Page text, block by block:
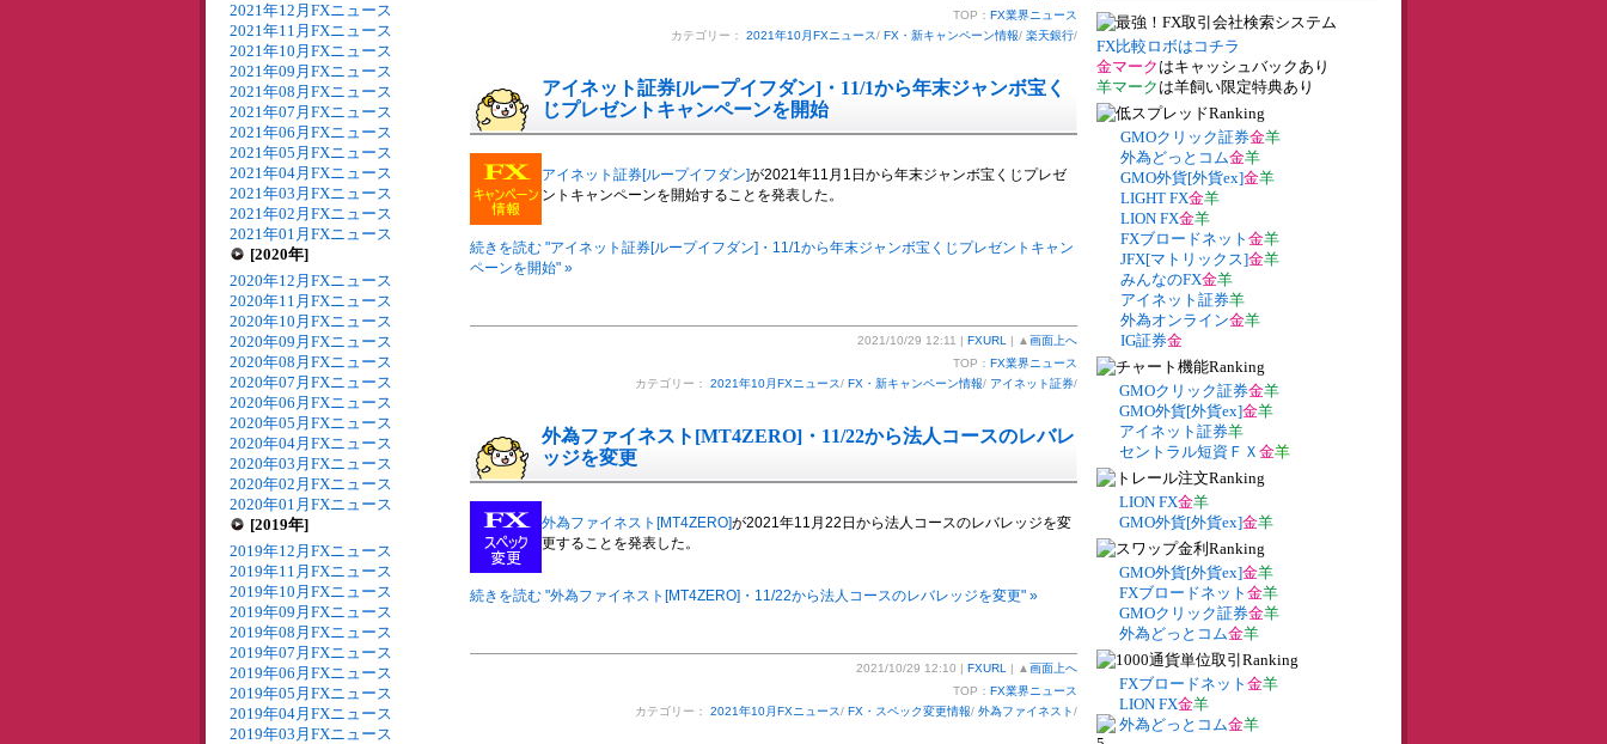
2021年12月FXニュース
2021年11月FXニュース
2021年10月FXニュース
2021年09月FXニュース
2021年08月FXニュース
2021年07月FXニュース
2021年06月FXニュース
2021年05月FXニュース
2021年04月FXニュース
2021年03月FXニュース
2021年02月FXニュース
2021年01月FXニュース
[2020年]
2020年12月FXニュース
2020年11月FXニュース
2020年10月FXニュース
2020年09月FXニュース
2020年08月FXニュース
2020年07月FXニュース
2020年06月FXニュース
2020年05月FXニュース
2020年04月FXニュース
2020年03月FXニュース
2020年02月FXニュース
2020年01月FXニュース
[2019年]
2019年12月FXニュース
2019年11月FXニュース
2019年10月FXニュース
2019年09月FXニュース
2019年08月FXニュース
2019年07月FXニュース
2019年06月FXニュース
2019年05月FXニュース
2019年04月FXニュース
2019年03月FXニュース
TOP： FX業界ニュース
カテゴリー： 2021年10月FXニュース/ FX・新キャンペーン情報/ 楽天銀行/
アイネット証券[ループイフダン]・11/1から年末ジャンボ宝く
じプレゼントキャンペーンを開始
アイネット証券[ループイフダン]が2021年11月1日から年末ジャンボ宝くじプレゼ
ントキャンペーンを開始することを発表した。
続きを読む "アイネット証券[ループイフダン]・11/1から年末ジャンボ宝くじプレゼントキャン
ペーンを開始" »
2021/10/29 12:11 | FXURL | ▲ 画面上へ
TOP： FX業界ニュース
カテゴリー： 2021年10月FXニュース/ FX・新キャンペーン情報/ アイネット証券/
外為ファイネスト[MT4ZERO]・11/22から法人コースのレバレ
ッジを変更
外為ファイネスト[MT4ZERO]が2021年11月22日から法人コースのレバレッジを変
更することを発表した。
続きを読む "外為ファイネスト[MT4ZERO]・11/22から法人コースのレバレッジを変更" »
2021/10/29 12:10 | FXURL | ▲ 画面上へ
TOP： FX業界ニュース
カテゴリー： 2021年10月FXニュース/ FX・スペック変更情報/ 外為ファイネスト/
FX比較ロボはコチラ
金マーク はキャッシュバックあり
羊マーク は羊飼い限定特典あり
GMOクリック証券金羊
外為どっとコム金羊
GMO外貨[外貨ex]金羊
LIGHT FX金羊
LION FX金羊
FXブロードネット 金羊
JFX[マトリックス]金羊
みんなのFX金羊
アイネット証券羊
外為オンライン金羊
IG証券金
GMOクリック証券金羊
GMO外貨[外貨ex]金羊
アイネット証券羊
セントラル短資ＦＸ 金羊
LION FX金羊
GMO外貨[外貨ex]金羊
GMO外貨[外貨ex]金羊
FXブロードネット 金羊
GMOクリック証券金羊
外為どっとコム金羊
FXブロードネット 金羊
LION FX金羊
外為どっとコム金羊